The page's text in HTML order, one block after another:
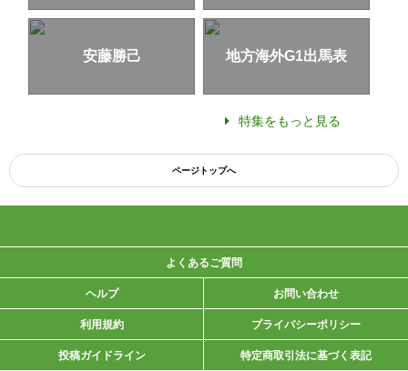
安藤勝己 地方海外G1出馬表
特集をもっと見る
ページトップへ
よくあるご質問
ヘルプ お問い合わせ
利用規約 プライバシーポリシー
投稿ガイドライン 特定商取引法に基づく表記